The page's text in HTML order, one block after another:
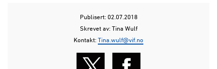
Publisert: 02.07.2018
Skrevet av: Tina Wulf
Kontakt:Tina.wulf@vif.no